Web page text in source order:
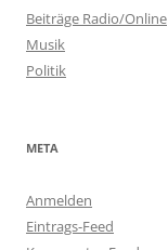
Beiträge Radio/Online
Musik
Politik
META
Anmelden
Eintrags-Feed